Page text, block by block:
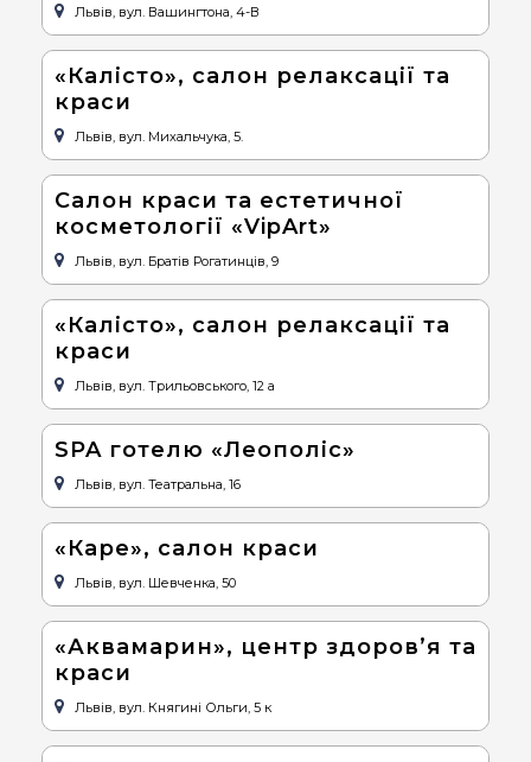
Львів, вул. Вашингтона, 4-В
«Калісто», салон релаксації та
краси
Львів, вул. Михальчука, 5.
Салон краси та естетичної
косметології «VipArt»
Львів, вул. Братів Рогатинців, 9
«Калісто», салон релаксації та
краси
Львів, вул. Трильовського, 12 а
SPA готелю «Леополіс»
Львів, вул. Театральна, 16
«Каре», салон краси
Львів, вул. Шевченка, 50
«Аквамарин», центр здоров’я та
краси
Львів, вул. Княгині Ольги, 5 к